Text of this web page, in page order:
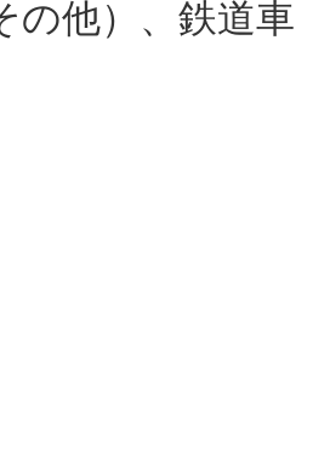
の他）、鉄道車